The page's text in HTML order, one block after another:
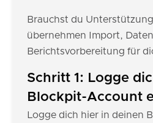
Brauchst du
übernehmen Import,
Berichtsvorbereitung für
Schritt 1: Logge
Blockpit-Account
Logge dich hier in deinen